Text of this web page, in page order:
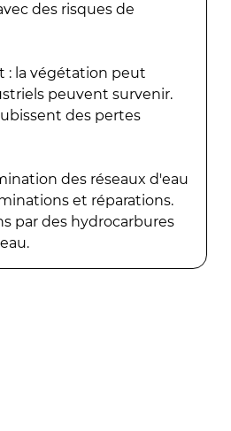
des risques de
: la végétation peut
peuvent survenir.
des pertes
des réseaux d'eau
et réparations.
par des hydrocarbures